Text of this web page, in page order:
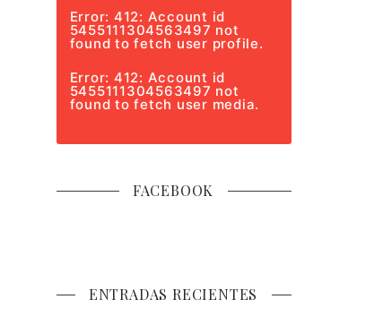
Error: 412: Account id
5455111304563497 not
found to fetch user profile.
Error: 412: Account id
5455111304563497 not
found to fetch user media.
FACEBOOK
ENTRADAS RECIENTES